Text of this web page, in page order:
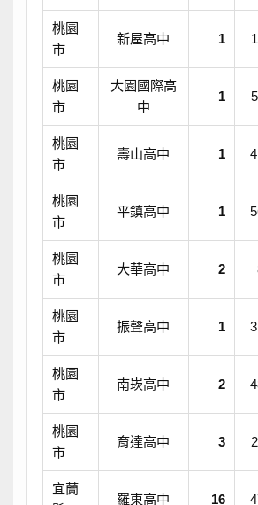
桃園
市
新屋高中 1
桃園
市
大園國際高
中
1
桃園
市
壽山高中 1
桃園
市
平鎮高中 1
桃園
市
大華高中 2
桃園
市
振聲高中 1
桃園
市
南崁高中 2
桃園
市
育達高中 3
宜蘭
羅東高中 16